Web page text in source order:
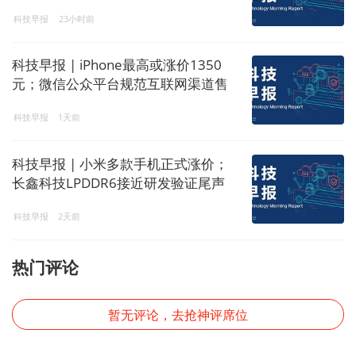
科技早报 23小时前
科技早报 | iPhone最高或涨价1350
元；微信公众平台规范互联网渠道售
科技早报 1天前
科技早报 | 小米多款手机正式涨价；
长鑫科技LPDDR6接近研发验证尾声
科技早报 2天前
热门评论
暂无评论，去抢神评席位